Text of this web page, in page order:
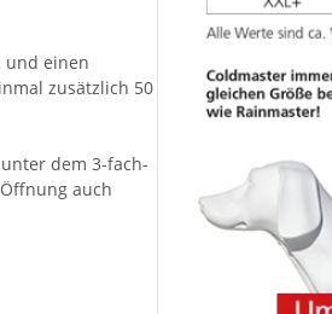
und einen
zusätzlich 50
dem 3-fach-
auch